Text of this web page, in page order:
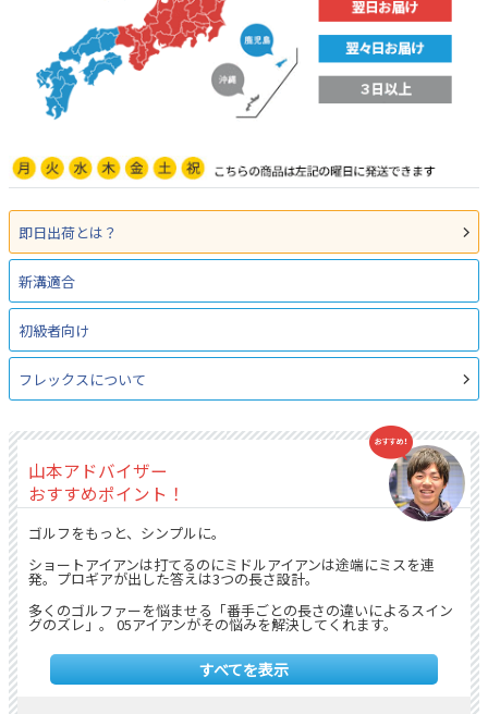
即日出荷とは？
新溝適合
初級者向け
フレックスについて
山本アドバイザー
おすすめポイント！
ゴルフをもっと、シンプルに。
ショートアイアンは打てるのにミドルアイアンは途端にミスを連
発。プロギアが出した答えは3つの長さ設計。
多くのゴルファーを悩ませる「番手ごとの長さの違いによるスイン
グのズレ」。 05アイアンがその悩みを解決してくれます。
このアイアンは番手ごとの長さを**「3種類」**に設定しておりま
す。
すべてを表示